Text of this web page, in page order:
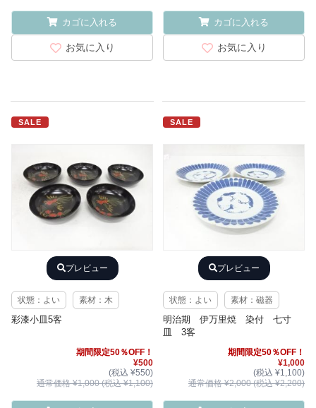
カゴに入れる
お気に入り
カゴに入れる
お気に入り
SALE
プレビュー
状態：よい 素材：木
彩漆小皿5客
期間限定50％OFF！
¥500
(税込 ¥550)
通常価格 ¥1,000 (税込 ¥1,100)
SALE
プレビュー
状態：よい 素材：磁器
明治期 伊万里焼 染付 七寸
皿 3客
期間限定50％OFF！
¥1,000
(税込 ¥1,100)
通常価格 ¥2,000 (税込 ¥2,200)